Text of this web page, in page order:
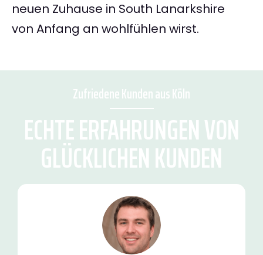
neuen Zuhause in South Lanarkshire
von Anfang an wohlfühlen wirst.
Zufriedene Kunden aus Köln
ECHTE ERFAHRUNGEN VON
GLÜCKLICHEN KUNDEN